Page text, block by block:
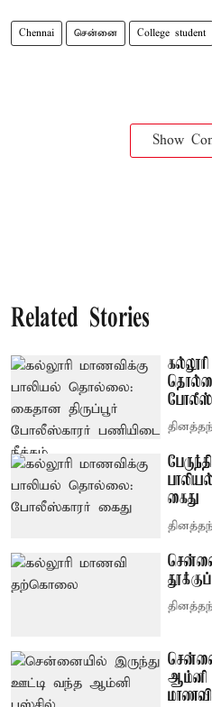
Chennai சென்னை College student
Show
Related Stories
கைது
ஆம்னி